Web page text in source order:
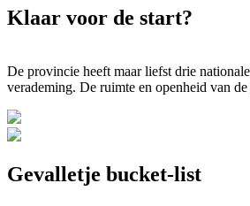
Klaar voor de start?
De provincie heeft maar liefst drie
verademing. De ruimte en openheid van
Gevalletje bucket-list